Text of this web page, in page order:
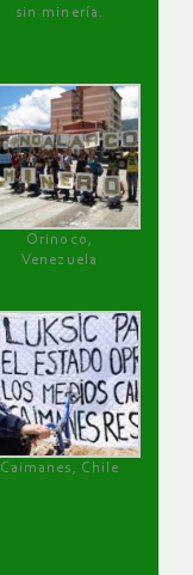
sin minería.
Orinoco,
Venezuela
Caimanes, Chile